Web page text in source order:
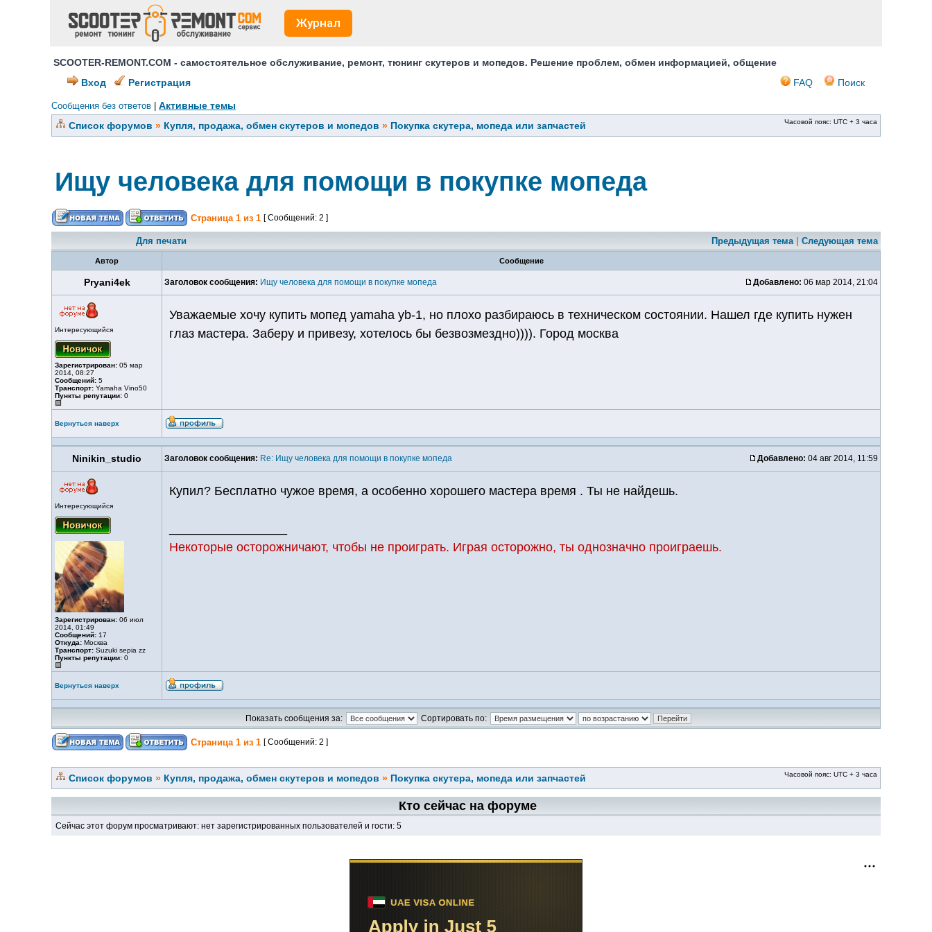
Журнал
SCOOTER-REMONT.COM - самостоятельное обслуживание, ремонт, тюнинг скутеров и мопедов. Решение проблем, обмен информацией, общение
Вход
Регистрация FAQ Поиск
Сообщения без ответов
Активные темы
Список форумов » Купля, продажа, обмен скутеров и мопедов » Покупка скутера, мопеда или запчастей Часовой пояс: UTC + 3 часа
Ищу человека для помощи в покупке мопеда
Страница 1 из 1 [ Сообщений: 2 ]
Для печати Предыдущая тема| Следующая тема
Автор Сообщение
Pryani4ek Заголовок сообщения: Ищу человека для помощи в покупке мопеда Добавлено: 06 мар 2014, 21:04
Интересующийся
Зарегистрирован: 05 мар
2014, 08:27
Сообщений: 5
Транспорт: Yamaha Vino50
Пункты репутации: 0
Уважаемые хочу купить мопед yamaha yb-1, но плохо разбираюсь в техническом состоянии. Нашел где купить нужен
глаз мастера. Заберу и привезу, хотелось бы безвозмездно)))). Город москва
Вернуться наверх
Ninikin_studio Заголовок сообщения: Re: Ищу человека для помощи в покупке мопеда Добавлено: 04 авг 2014, 11:59
Интересующийся
Зарегистрирован: 06 июл
2014, 01:49
Сообщений: 17
Откуда: Москва
Транспорт: Suzuki sepia zz
Пункты репутации: 0
Купил? Бесплатно чужое время, а особенно хорошего мастера время . Ты не найдешь.
Некоторые осторожничают, чтобы не проиграть. Играя осторожно, ты однозначно проиграешь.
Вернуться наверх
Показать сообщения за: Сортировать по:
Страница 1 из 1 [ Сообщений: 2 ]
Список форумов » Купля, продажа, обмен скутеров и мопедов » Покупка скутера, мопеда или запчастей Часовой пояс: UTC + 3 часа
Кто сейчас на форуме
Сейчас этот форум просматривают: нет зарегистрированных пользователей и гости: 5